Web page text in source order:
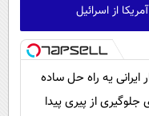
از اسرائیل
ایرانی یه راه حل ساده
جلوگیری از پیری پیدا